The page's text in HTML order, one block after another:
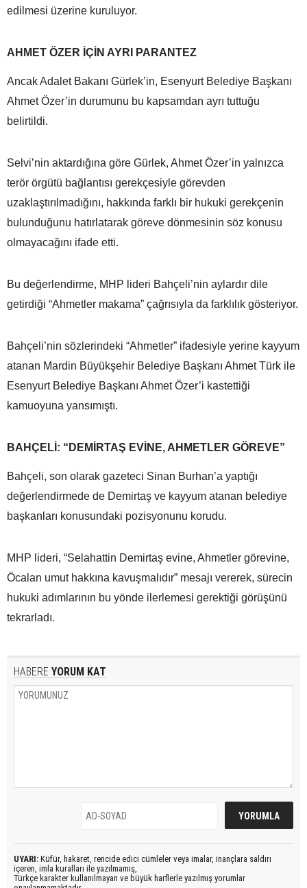
edilmesi üzerine kuruluyor.
AHMET ÖZER İÇİN AYRI PARANTEZ
Ancak Adalet Bakanı Gürlek’in, Esenyurt Belediye Başkanı
Ahmet Özer’in durumunu bu kapsamdan ayrı tuttuğu
belirtildi.
Selvi’nin aktardığına göre Gürlek, Ahmet Özer’in yalnızca
terör örgütü bağlantısı gerekçesiyle görevden
uzaklaştırılmadığını, hakkında farklı bir hukuki gerekçenin
bulunduğunu hatırlatarak göreve dönmesinin söz konusu
olmayacağını ifade etti.
Bu değerlendirme, MHP lideri Bahçeli’nin aylardır dile
getirdiği “Ahmetler makama” çağrısıyla da farklılık gösteriyor.
Bahçeli’nin sözlerindeki “Ahmetler” ifadesiyle yerine kayyum
atanan Mardin Büyükşehir Belediye Başkanı Ahmet Türk ile
Esenyurt Belediye Başkanı Ahmet Özer’i kastettiği
kamuoyuna yansımıştı.
BAHÇELİ: “DEMİRTAŞ EVİNE, AHMETLER GÖREVE”
Bahçeli, son olarak gazeteci Sinan Burhan’a yaptığı
değerlendirmede de Demirtaş ve kayyum atanan belediye
başkanları konusundaki pozisyonunu korudu.
MHP lideri, “Selahattin Demirtaş evine, Ahmetler görevine,
Öcalan umut hakkına kavuşmalıdır” mesajı vererek, sürecin
hukuki adımlarının bu yönde ilerlemesi gerektiği görüşünü
tekrarladı.
HABERE YORUM KAT
UYARI: Küfür, hakaret, rencide edici cümleler veya imalar, inançlara saldırı
içeren, imla kuralları ile yazılmamış,
Türkçe karakter kullanılmayan ve büyük harflerle yazılmış yorumlar